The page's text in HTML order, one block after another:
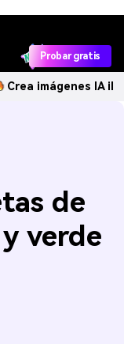
Probar gratis
IA ilimitadas.
de
verde